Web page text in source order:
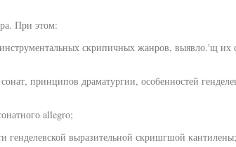
При этом:
скрипичных жанров, выявло.'щ их
принципов драматургии, особенностей
allegro;
генделевской выразительной скришгшой кантилены;